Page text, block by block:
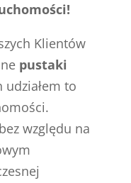
Klientów
pustaki
udziałem to
względu na